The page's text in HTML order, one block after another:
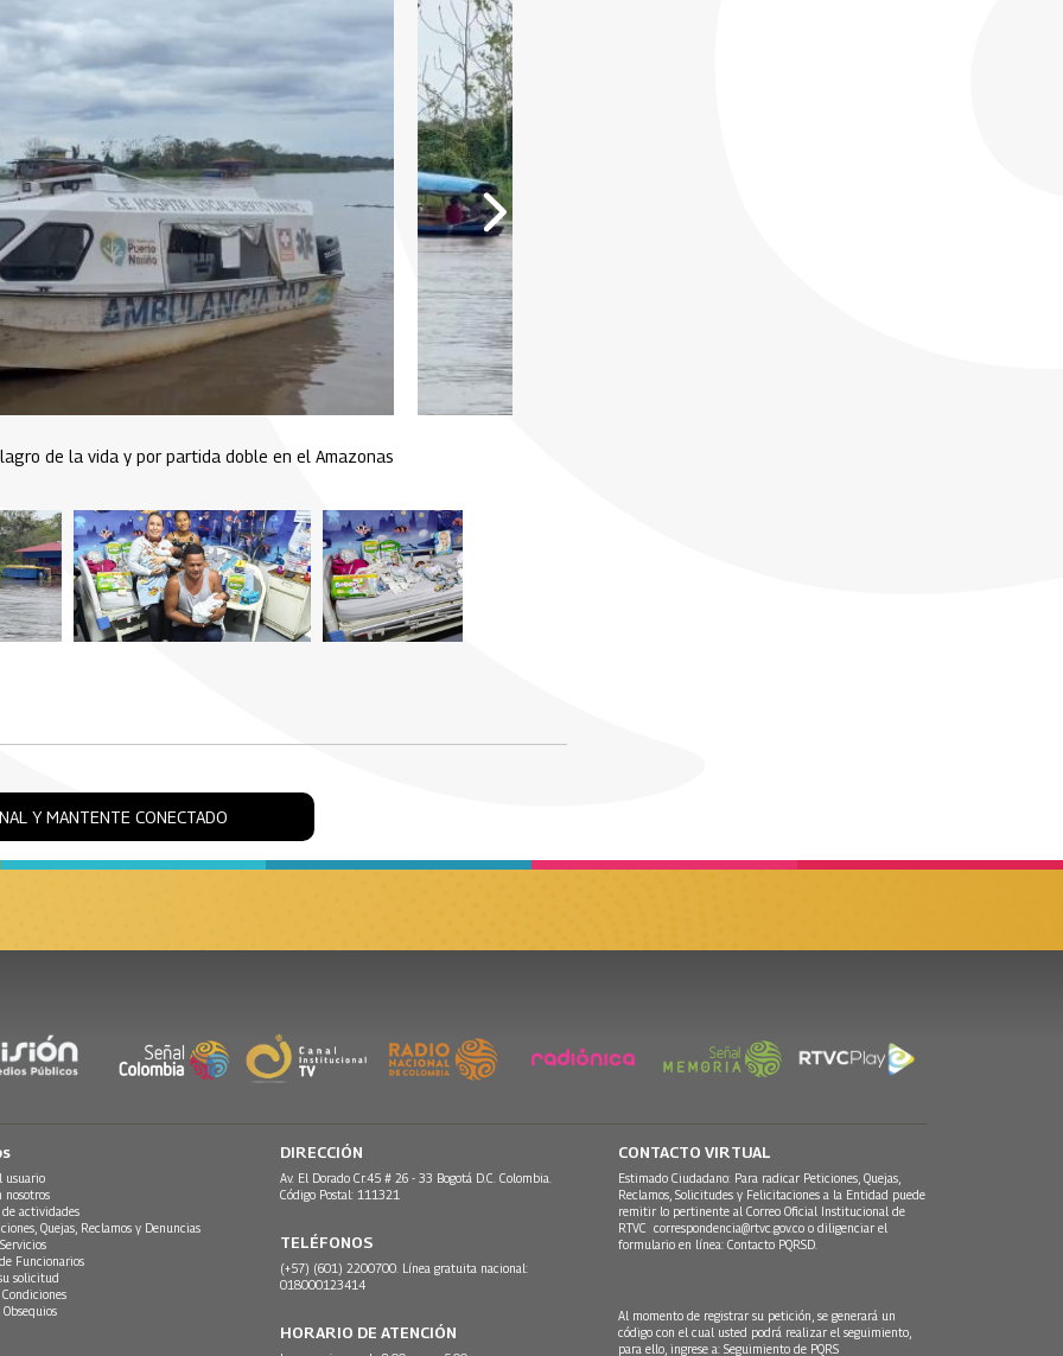
de la vida y por partida doble en el Amazonas
Y MANTENTE CONECTADO
usuario
nosotros
actividades
Quejas, Reclamos y Denuncias
Funcionarios
solicitud
DIRECCIÓN
Av. El Dorado Cr.45 # 26 - 33 Bogotá D.C. Colombia.
Código Postal: 111321
TELÉFONOS
(+57) (601) 2200700. Línea gratuita nacional:
018000123414
HORARIO DE ATENCIÓN
CONTACTO VIRTUAL
Estimado Ciudadano: Para radicar Peticiones, Quejas,
Reclamos, Solicitudes y Felicitaciones a la Entidad puede
remitir lo pertinente al Correo Oficial Institucional de
RTVC correspondencia@rtvc.gov.co o diligenciar el
formulario en línea: Contacto PQRSD.
Al momento de registrar su petición, se generará un
código con el cual usted podrá realizar el seguimiento,
para ello, ingrese a: Seguimiento de PQRS